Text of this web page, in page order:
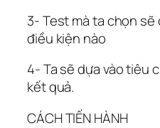
3- Test mà ta chọn
điều kiện nào
4- Ta sẽ dựa vào tiêu
kết quả.
CÁCH TIẾN HÀNH